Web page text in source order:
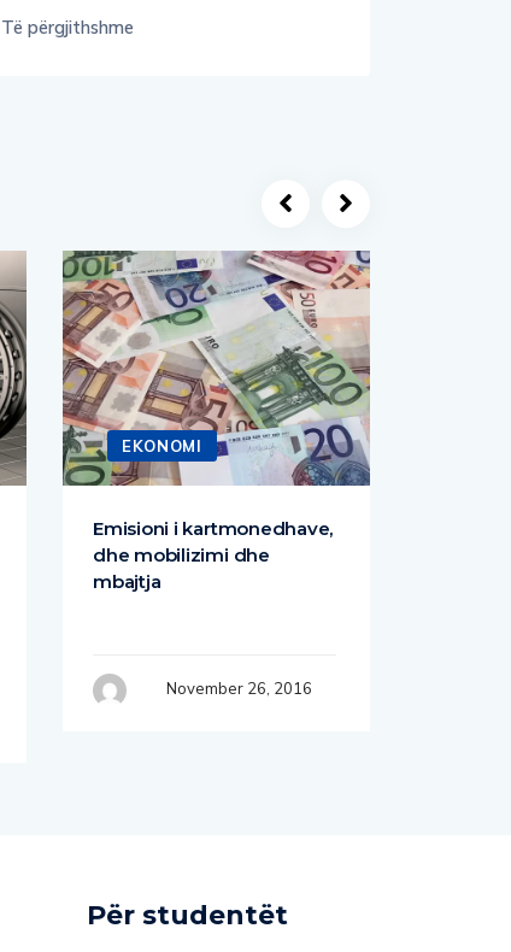
Të përgjithshme
EKONOMI
Emisioni i kartmonedhave,
dhe mobilizimi dhe
mbajtja
November 26, 2016
Për studentët